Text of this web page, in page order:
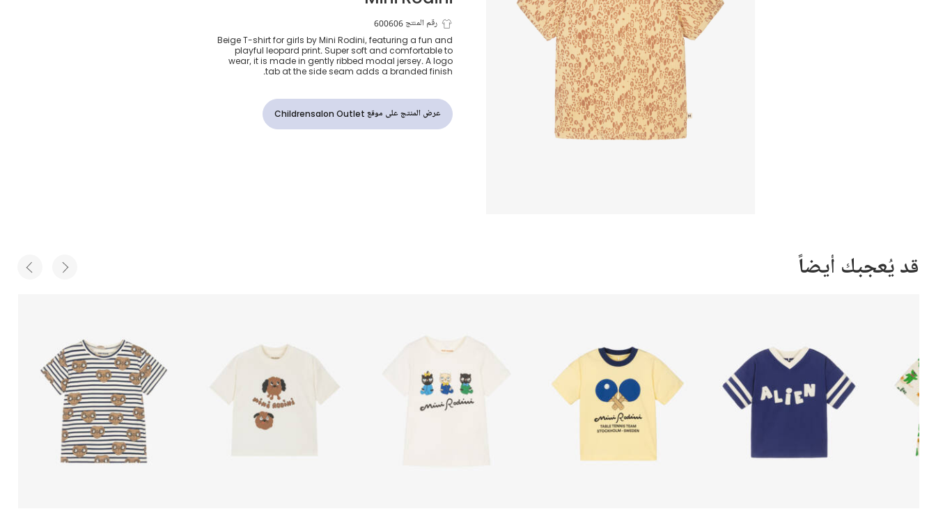
تيشيرت بنات بطبعة فهد
لون أصفر
رقم المنتج 600606
Beige T-shirt for girls by Mini Rodini, featuring a fun and
playful leopard print. Super soft and comfortable to
wear, it is made in gently ribbed modal jersey. A logo
tab at the side seam adds a branded finish.
عرض المنتج على موقع Childrensalon Outlet
قد يُعجبك أيضاً